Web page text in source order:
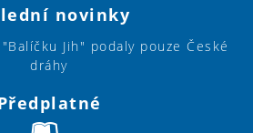
novinky
Jih" podaly pouze České
dráhy